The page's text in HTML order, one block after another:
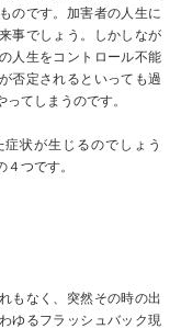
のです。加害者の人生に
事でしょう。しかしなが
人生をコントロール不能
否定されるといっても過
てしまうのです。
状が生じるのでしょう
つです。
もなく、突然その時の出
ゆるフラッシュバック現